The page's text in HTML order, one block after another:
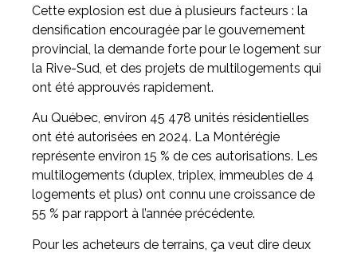
Cette explosion est due à plusieurs facteurs : la
densification encouragée par le gouvernement
provincial, la demande forte pour le logement sur
la Rive-Sud, et des projets de multilogements qui
ont été approuvés rapidement.
Au Québec, environ 45 478 unités résidentielles
ont été autorisées en 2024. La Montérégie
représente environ 15 % de ces autorisations. Les
multilogements (duplex, triplex, immeubles de 4
logements et plus) ont connu une croissance de
55 % par rapport à l’année précédente.
Pour les acheteurs de terrains, ça veut dire deux